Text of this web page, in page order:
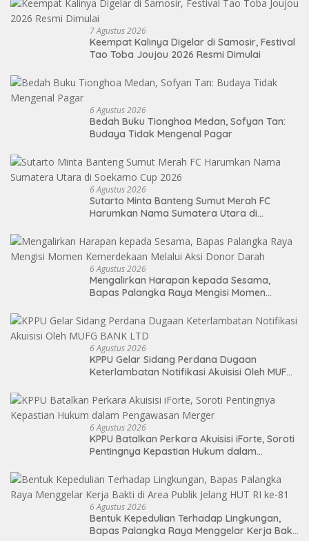
7 Agustus 2026
Keempat Kalinya Digelar di Samosir, Festival
Tao Toba Joujou 2026 Resmi Dimulai
6 Agustus 2026
Bedah Buku Tionghoa Medan, Sofyan Tan:
Budaya Tidak Mengenal Pagar
6 Agustus 2026
Sutarto Minta Banteng Sumut Merah FC
Harumkan Nama Sumatera Utara di
6 Agustus 2026
Mengalirkan Harapan kepada Sesama,
Bapas Palangka Raya Mengisi Momen
6 Agustus 2026
KPPU Gelar Sidang Perdana Dugaan
Keterlambatan Notifikasi Akuisisi Oleh MUFG
6 Agustus 2026
KPPU Batalkan Perkara Akuisisi iForte, Soroti
Pentingnya Kepastian Hukum dalam
6 Agustus 2026
Bentuk Kepedulian Terhadap Lingkungan,
Bapas Palangka Raya Menggelar Kerja Bakti